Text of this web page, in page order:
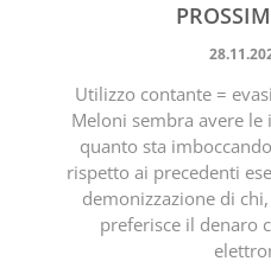
Utilizzo contante =
Meloni sembra avere
quanto sta
rispetto ai precedenti
demonizzazione di
preferisce il denaro